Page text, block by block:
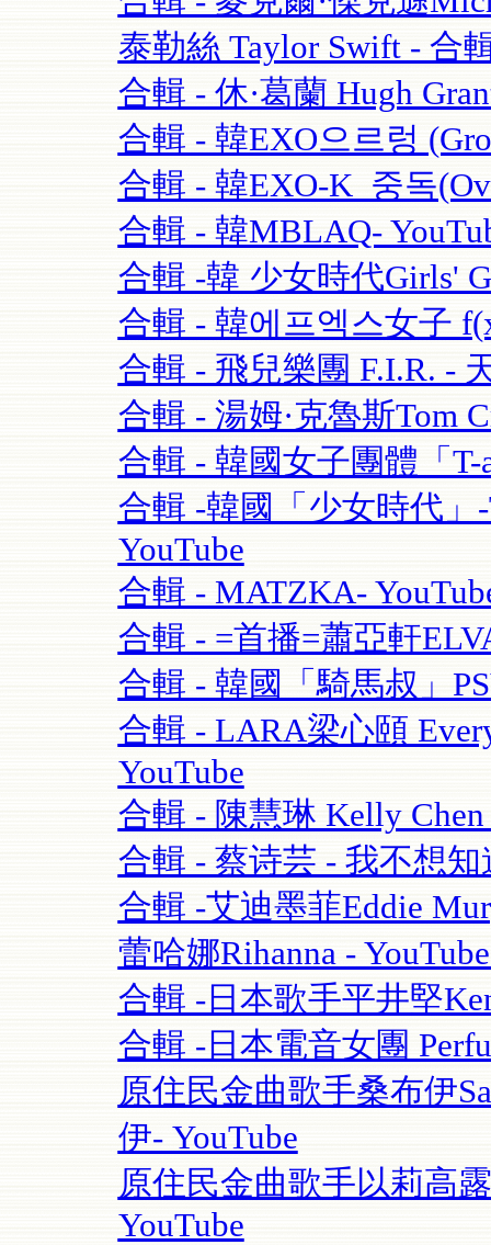
泰勒絲 Taylor Swift - 合
合輯 - 休·葛蘭 Hugh
合輯 - 韓EXO으르렁
合輯 - 韓EXO-K_중독
合輯 - 韓MBLAQ-
合輯 -韓 少女時代Girls'
合輯 - 韓에프엑스女子
合輯 - 飛兒樂團 F.I.R. -
合輯 - 湯姆·克魯斯Tom
合輯 - 韓國女子團體「T-
合輯 -韓國「少女時代」
YouTube
合輯 - MATZKA-
合輯 - =首播=蕭亞軒
合輯 - 韓國「騎馬叔」
合輯 - LARA梁心頤
YouTube
合輯 - 陳慧琳 Kelly
合輯 - 蔡诗芸 - 我不想知
合輯 -艾迪墨菲Eddie
蕾哈娜Rihanna -
合輯 -日本歌手平井堅
合輯 -日本電音女團
原住民金曲歌手桑布伊
伊- YouTube
原住民金曲歌手以莉高
YouTube